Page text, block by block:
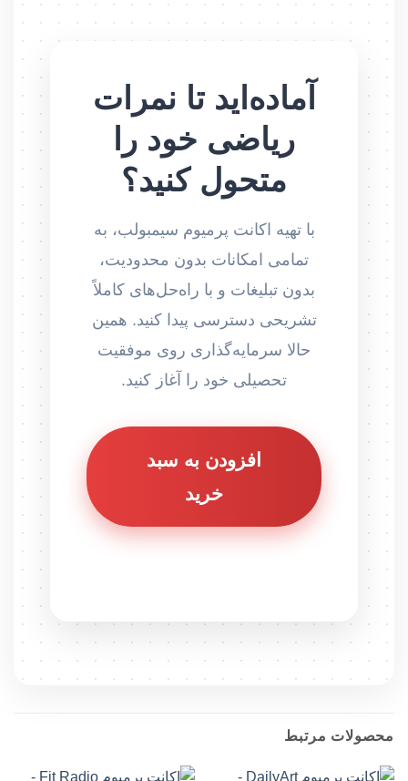
آماده‌اید تا نمرات
ریاضی خود را
متحول کنید؟
با تهیه اکانت پرمیوم سیمبولب، به
تمامی امکانات بدون محدودیت،
بدون تبلیغات و با راه‌حل‌های کاملاً
تشریحی دسترسی پیدا کنید. همین
حالا سرمایه‌گذاری روی موفقیت
تحصیلی خود را آغاز کنید.
افزودن به سبد
خرید
محصولات مرتبط